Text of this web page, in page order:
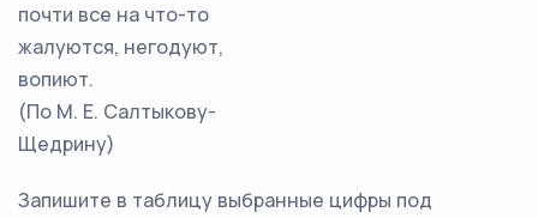
почти все на что-то
жалуются, негодуют,
вопиют.
(По М. Е. Салтыкову-
Щедрину)
Запишите в таблицу выбранные цифры под